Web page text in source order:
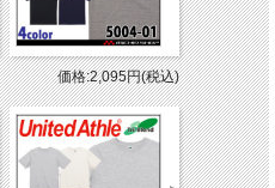
価格:2,095円(税込)